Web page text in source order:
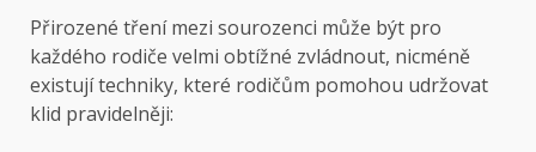
Přirozené tření mezi sourozenci může být pro
každého rodiče velmi obtížné zvládnout, nicméně
existují techniky, které rodičům pomohou udržovat
klid pravidelněji: